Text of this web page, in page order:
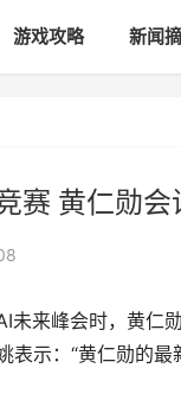
游戏攻略 新闻
赛 黄仁勋会
未来峰会时，黄仁
表示：“黄仁勋的